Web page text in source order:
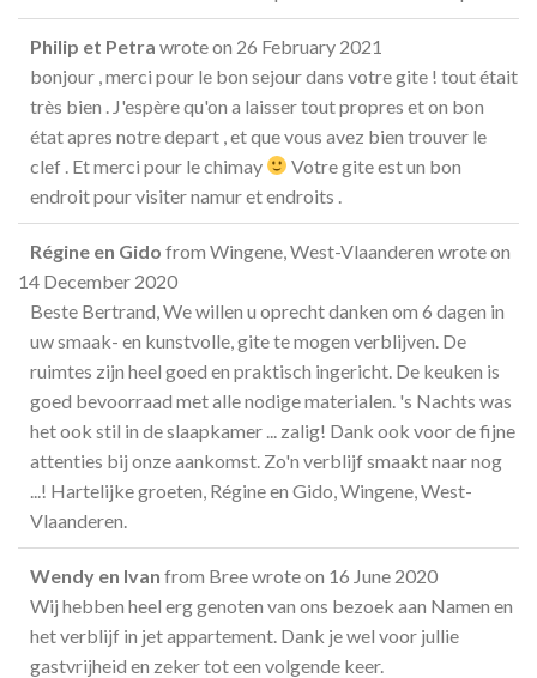
Philip et Petra wrote on 26 February 2021
bonjour , merci pour le bon sejour dans votre gite ! tout était
très bien . J'espère qu'on a laisser tout propres et on bon
état apres notre depart , et que vous avez bien trouver le
clef . Et merci pour le chimay
Votre gite est un bon
endroit pour visiter namur et endroits .
Régine en Gido from Wingene, West-Vlaanderen wrote on
14 December 2020
Beste Bertrand, We willen u oprecht danken om 6 dagen in
uw smaak- en kunstvolle, gite te mogen verblijven. De
ruimtes zijn heel goed en praktisch ingericht. De keuken is
goed bevoorraad met alle nodige materialen. 's Nachts was
het ook stil in de slaapkamer ... zalig! Dank ook voor de fijne
attenties bij onze aankomst. Zo'n verblijf smaakt naar nog
...! Hartelijke groeten, Régine en Gido, Wingene, West-
Vlaanderen.
Wendy en Ivan from Breewrote on 16 June 2020
Wij hebben heel erg genoten van ons bezoek aan Namen en
het verblijf in jet appartement. Dank je wel voor jullie
gastvrijheid en zeker tot een volgende keer.